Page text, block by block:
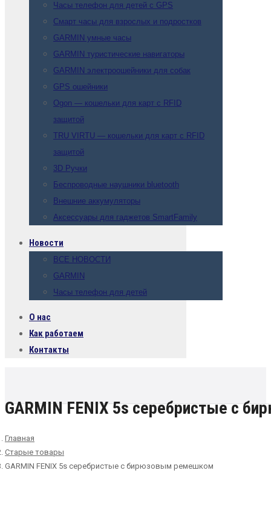
Часы телефон для детей с GPS
Смарт часы для взрослых и подростков
GARMIN умные часы
GARMIN туристические навигаторы
GARMIN электроошейники для собак
GPS ошейники
Ogon — кошельки для карт с RFID
защитой
TRU VIRTU — кошельки для карт с RFID
защитой
3D Ручки
Беспроводные наушники bluetooth
Внешние аккумуляторы
Аксессуары для гаджетов SmartFamily
Новости
ВСЕ НОВОСТИ
GARMIN
Часы телефон для детей
О нас
Как работаем
Контакты
GARMIN FENIX 5s серебристые с
Главная
Старые товары
GARMIN FENIX 5s серебристые с бирюзовым ремешком